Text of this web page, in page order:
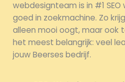
webdesignteam is in #1
goed in zoekmachine. Zo
alleen mooi oogt, maar ook
het meest belangrijk: veel
jouw Beerses bedrijf.